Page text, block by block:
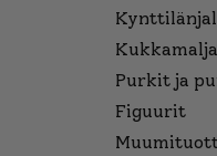
Purkit ja
Figuurit